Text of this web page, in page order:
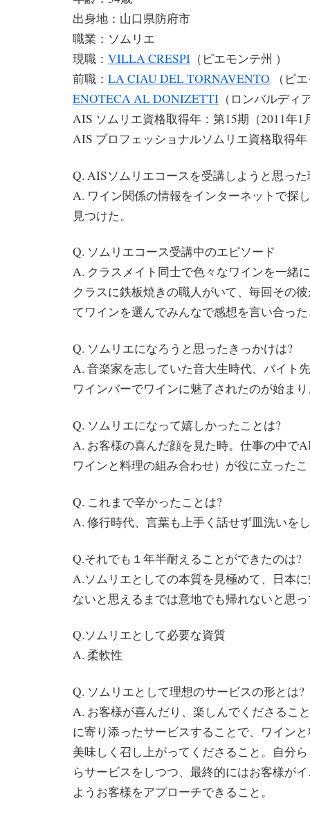
出身地：山口県防府市
職業：ソムリエ
現職： VILLA CRESPI （ピエモンテ州 ）
前職： LA CIAU DEL TORNAVENTO （ピ
ENOTECA AL DONIZETTI （ロンバルディ
AIS ソムリエ資格取得年：第15期（2011年1
AIS プロフェッショナルソムリエ資格取得
Q. AISソムリエコースを受講しようと思っ
A. ワイン関係の情報をインターネットで探
見つけた。
Q. ソムリエコース受講中のエピソード
A. クラスメイト同士で色々なワインを一緒
クラスに鉄板焼きの職人がいて、毎回その
てワインを選んでみんなで感想を言い合っ
Q. ソムリエになろうと思ったきっかけは?
A. 音楽家を志していた音大生時代、バイト
ワインバーでワインに魅了されたのが始ま
Q. ソムリエになって嬉しかったことは?
A. お客様の喜んだ顔を見た時。仕事の中で
ワインと料理の組み合わせ）が役に立った
Q. これまで辛かったことは?
A. 修行時代、言葉も上手く話せず皿洗いを
Q.それでも１年半耐えることができたのは?
A.ソムリエとしての本質を見極めて、日本
ないと思えるまでは意地でも帰れないと思
Q.ソムリエとして必要な資質
A. 柔軟性
Q. ソムリエとして理想のサービスの形とは?
A. お客様が喜んだり、楽しんでくださるこ
に寄り添ったサービスすることで、ワイン
美味しく召し上がってくださること。自分
らサービスをしつつ、最終的にはお客様が
ようお客様をアプローチできること。